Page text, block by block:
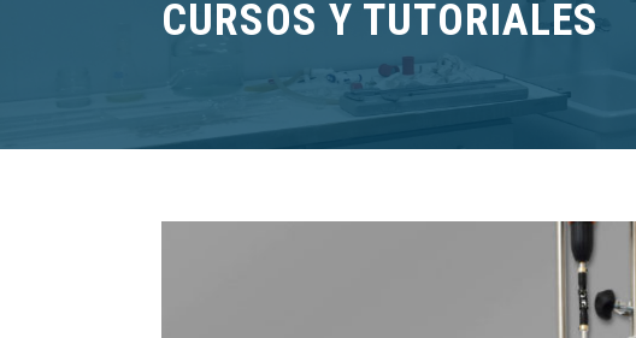
CURSOS Y TUTORIALES